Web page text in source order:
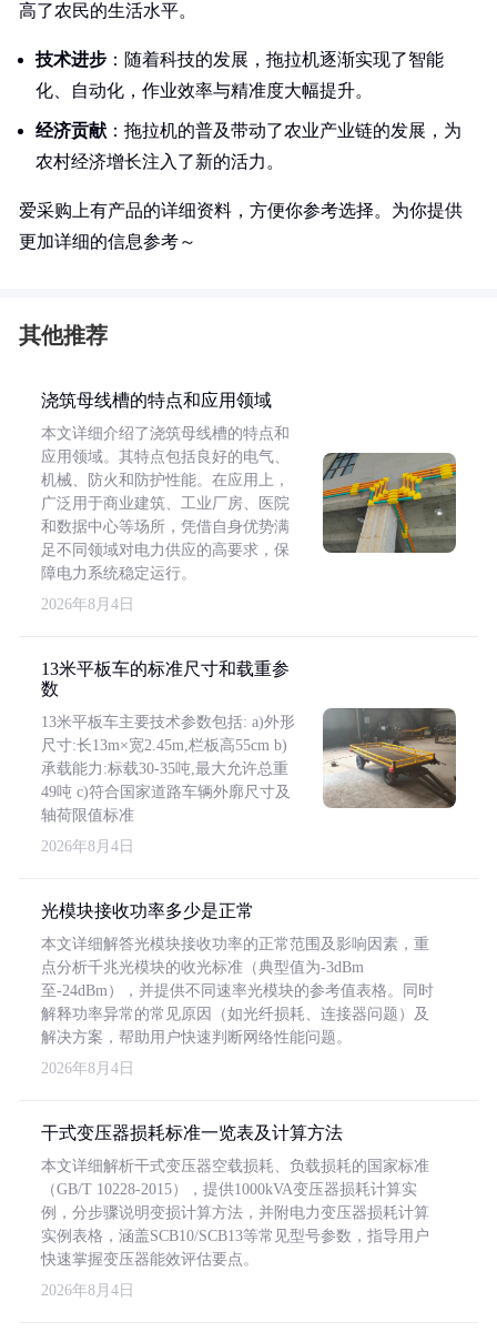
高了农民的生活水平。
技术进步 ：随着科技的发展，拖拉机逐渐实现了智能
化、自动化，作业效率与精准度大幅提升。
经济贡献 ：拖拉机的普及带动了农业产业链的发展，为
农村经济增长注入了新的活力。
爱采购上有产品的详细资料，方便你参考选择。为你提供
更加详细的信息参考～
其他推荐
浇筑母线槽的特点和应用领域
本文详细介绍了浇筑母线槽的特点和
应用领域。其特点包括良好的电气、
机械、防火和防护性能。在应用上，
广泛用于商业建筑、工业厂房、医院
和数据中心等场所，凭借自身优势满
足不同领域对电力供应的高要求，保
障电力系统稳定运行。
2026年8月4日
13米平板车的标准尺寸和载重参
数
13米平板车主要技术参数包括: a)外形
尺寸:长13m×宽2.45m,栏板高55cm b)
承载能力:标载30-35吨,最大允许总重
49吨 c)符合国家道路车辆外廓尺寸及
轴荷限值标准
2026年8月4日
光模块接收功率多少是正常
本文详细解答光模块接收功率的正常范围及影响因素，重
点分析千兆光模块的收光标准（典型值为-3dBm
至-24dBm），并提供不同速率光模块的参考值表格。同时
解释功率异常的常见原因（如光纤损耗、连接器问题）及
解决方案，帮助用户快速判断网络性能问题。
2026年8月4日
干式变压器损耗标准一览表及计算方法
本文详细解析干式变压器空载损耗、负载损耗的国家标准
（GB/T 10228-2015），提供1000kVA变压器损耗计算实
例，分步骤说明变损计算方法，并附电力变压器损耗计算
实例表格，涵盖SCB10/SCB13等常见型号参数，指导用户
快速掌握变压器能效评估要点。
2026年8月4日